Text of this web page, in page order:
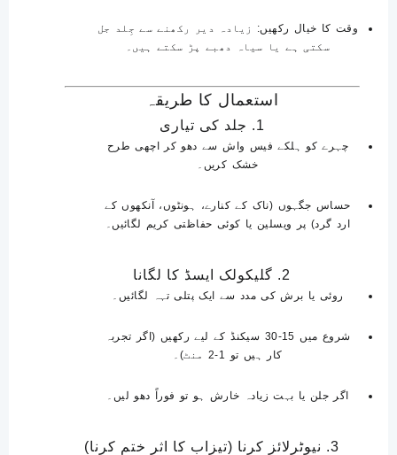
وقت کا خیال رکھیں: زیادہ دیر رکھنے سے جِلد جل
سکتی ہے یا سیاہ دھبے پڑ سکتے ہیں۔
استعمال کا طریقہ
1. جلد کی تیاری
چہرے کو ہلکے فیس واش سے دھو کر اچھی طرح
خشک کریں۔
حساس جگہوں (ناک کے کنارے، ہونٹوں، آنکھوں کے
ارد گرد) پر ویسلین یا کوئی حفاظتی کریم لگائیں۔
2. گلیکولک ایسڈ کا لگانا
روئی یا برش کی مدد سے ایک پتلی تہہ لگائیں۔
شروع میں 15-30 سیکنڈ کے لیے رکھیں
(اگر تجربہ
کار ہیں تو 1-2 منٹ)۔
اگر جلن یا بہت زیادہ خارش ہو تو فوراً دھو لیں۔
3. نیوٹرلائز کرنا (تیزاب کا اثر ختم کرنا)